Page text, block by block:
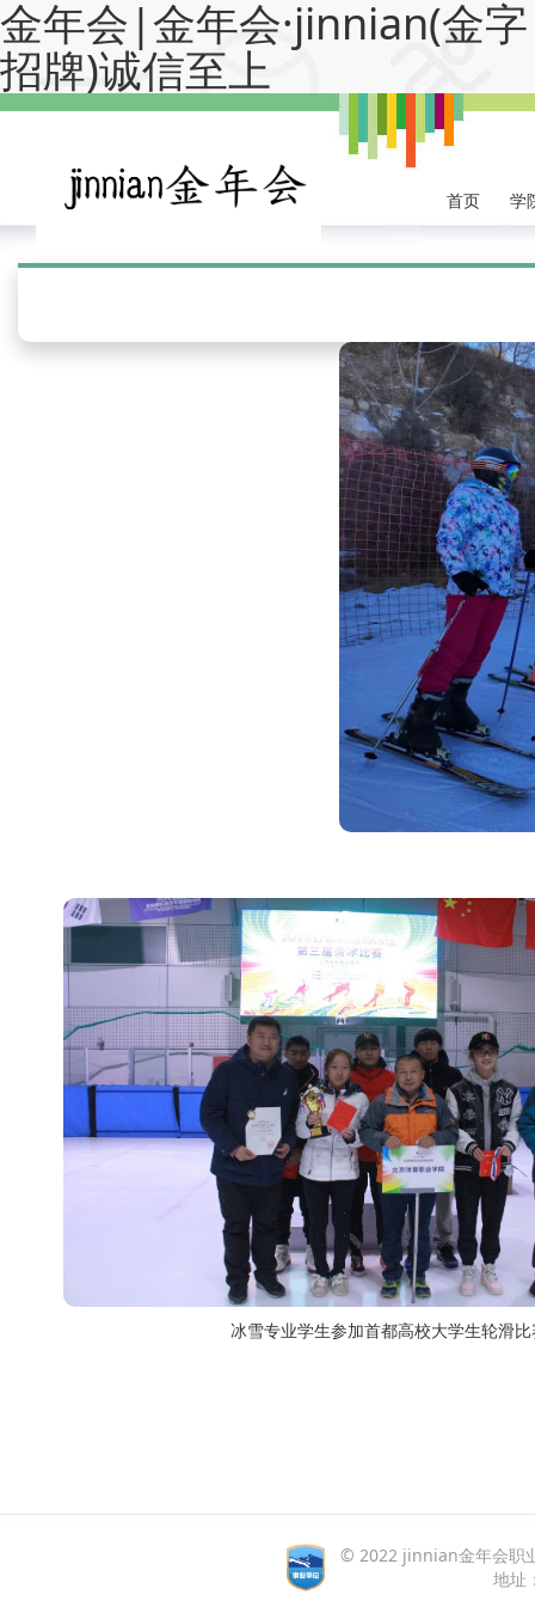
金年会|金年会·jinnian(金字
招牌)诚信至上
首页 学
冰雪专业学生参加首都高校大学生轮滑
© 2022 jinnian金年会职
地址